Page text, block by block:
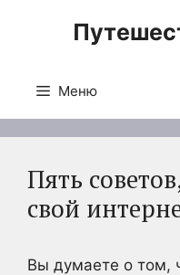
Меню
Пять
свой
Вы думаете о том,